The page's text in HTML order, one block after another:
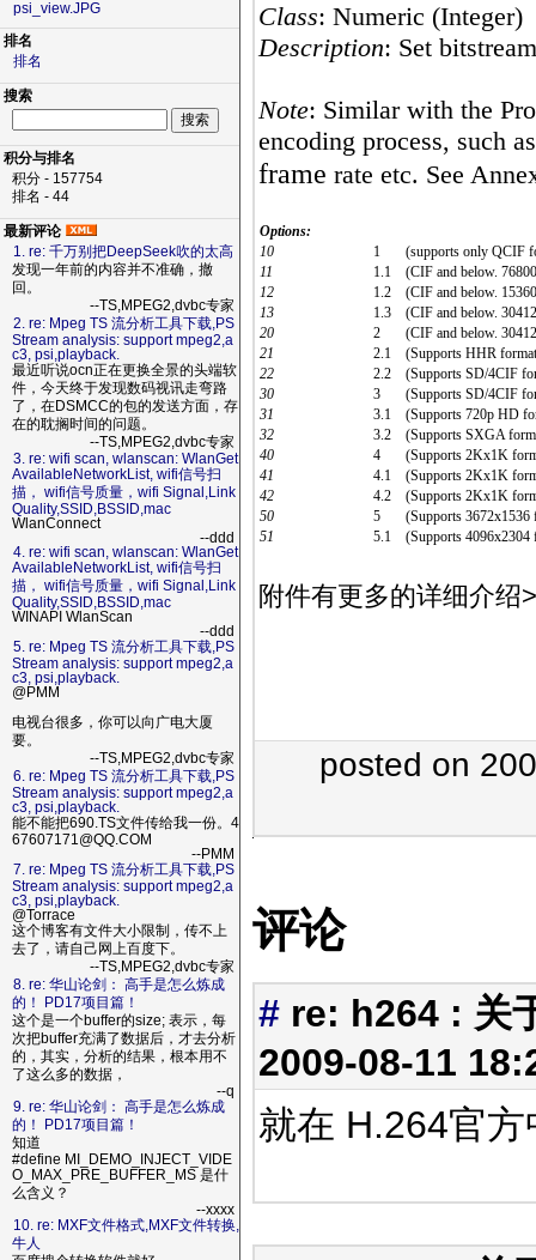
psi_view.JPG
排名
排名
搜索
积分与排名
积分 - 157754
排名 - 44
最新评论
1. re: 千万别把DeepSeek吹的太高
发现一年前的内容并不准确，撤
回。
--TS,MPEG2,dvbc专家
2. re: Mpeg TS 流分析工具下载,PS
Stream analysis: support mpeg2,a
c3, psi,playback.
最近听说ocn正在更换全景的头端软
件，今天终于发现数码视讯走弯路
了，在DSMCC的包的发送方面，存
在的耽搁时间的问题。
--TS,MPEG2,dvbc专家
3. re: wifi scan, wlanscan: WlanGet
AvailableNetworkList, wifi信号扫
描， wifi信号质量，wifi Signal,Link
Quality,SSID,BSSID,mac
WlanConnect
--ddd
4. re: wifi scan, wlanscan: WlanGet
AvailableNetworkList, wifi信号扫
描， wifi信号质量，wifi Signal,Link
Quality,SSID,BSSID,mac
WINAPI WlanScan
--ddd
5. re: Mpeg TS 流分析工具下载,PS
Stream analysis: support mpeg2,a
c3, psi,playback.
@PMM
电视台很多，你可以向广电大厦
要。
--TS,MPEG2,dvbc专家
6. re: Mpeg TS 流分析工具下载,PS
Stream analysis: support mpeg2,a
c3, psi,playback.
能不能把690.TS文件传给我一份。4
67607171@QQ.COM
--PMM
7. re: Mpeg TS 流分析工具下载,PS
Stream analysis: support mpeg2,a
c3, psi,playback.
@Torrace
这个博客有文件大小限制，传不上
去了，请自己网上百度下。
--TS,MPEG2,dvbc专家
8. re: 华山论剑： 高手是怎么炼成
的！ PD17项目篇！
这个是一个buffer的size; 表示，每
次把buffer充满了数据后，才去分析
的，其实，分析的结果，根本用不
了这么多的数据，
--q
9. re: 华山论剑： 高手是怎么炼成
的！ PD17项目篇！
知道
#define MI_DEMO_INJECT_VIDE
O_MAX_PRE_BUFFER_MS 是什
么含义？
--xxxx
10. re: MXF文件格式,MXF文件转换,
牛人
Class: Numeric (Integer)
Description: Set
Note: Similar with the
encoding process, such
frame rate etc. See
Options:
10
1 (supports only QCIF
11
1.1 (CIF and below.
12
1.2 (CIF and below.
13
1.3 (CIF and below.
20
2 (CIF and below.
21
2.1 (Supports HHR
22
2.2 (Supports SD/4CIF
30
3 (Supports SD/4CIF
31
3.1 (Supports 720p HD
32
3.2 (Supports SXGA
40
4 (Supports 2Kx1K
41
4.1 (Supports 2Kx1K
42
4.2 (Supports 2Kx1K
50
5 (Supports 3672x1536
51
5.1 (Supports 4096x2304
附件有更多的详细介绍
posted on
评论
# re: h264 : 关
2009-08-11
就在 H.264官